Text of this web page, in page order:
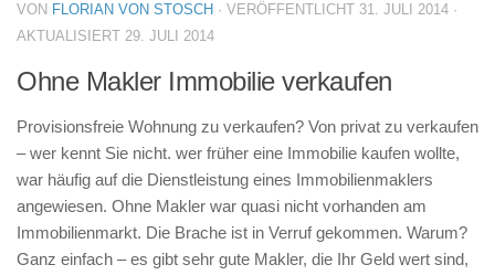
VON FLORIAN VON STOSCH · VERÖFFENTLICHT 31. JULI 2014 ·
AKTUALISIERT 29. JULI 2014
Ohne Makler Immobilie verkaufen
Provisionsfreie Wohnung zu verkaufen? Von privat zu verkaufen
– wer kennt Sie nicht. wer früher eine Immobilie kaufen wollte,
war häufig auf die Dienstleistung eines Immobilienmaklers
angewiesen. Ohne Makler war quasi nicht vorhanden am
Immobilienmarkt. Die Brache ist in Verruf gekommen. Warum?
Ganz einfach – es gibt sehr gute Makler, die Ihr Geld wert sind,